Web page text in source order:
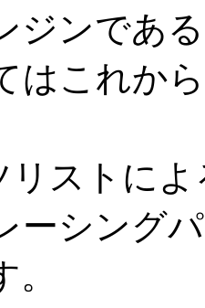
ジンであ
はこれか
リストに
ーシング